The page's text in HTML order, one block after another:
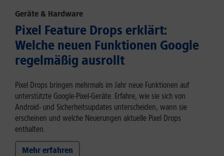
Geräte & Hardware
Pixel Feature Drops erklärt:
Welche neuen Funktionen Google
regelmäßig ausrollt
Pixel Drops bringen mehrmals im Jahr neue Funktionen auf
unterstützte Google-Pixel-Geräte. Erfahre, wie sie sich von
Android- und Sicherheitsupdates unterscheiden, wann sie
erscheinen und welche Neuerungen aktuelle Pixel Drops
enthalten.
Mehr erfahren